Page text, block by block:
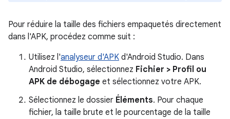
Pour réduire la taille des fichiers empaquetés directement
dans l'APK, procédez comme suit :
Utilisez l'analyseur d'APK d'Android Studio. Dans
Android Studio, sélectionnez Fichier > Profil ou
APK de débogage et sélectionnez votre APK.
Sélectionnez le dossier Éléments. Pour chaque
fichier, la taille brute et le pourcentage de la taille